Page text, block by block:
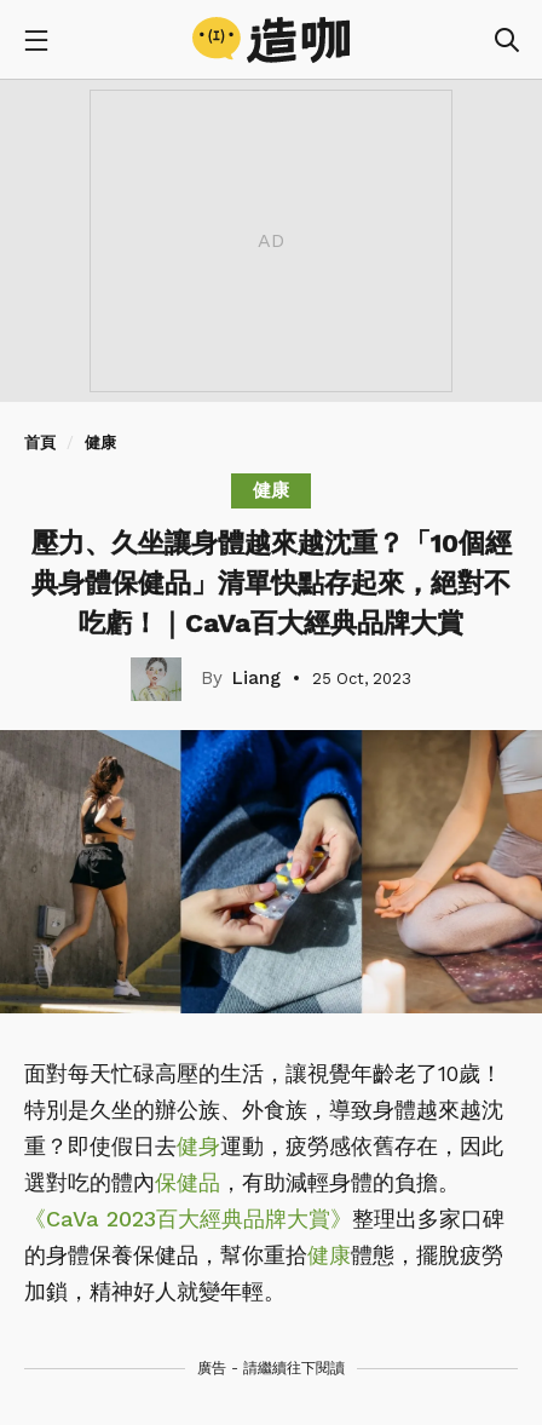
首頁 健康
健康
壓力、久坐讓身體越來越沈重？「10個經
典身體保健品」清單快點存起來，絕對不
吃虧！｜CaVa百大經典品牌大賞
Liang 25 Oct, 2023
面對每天忙碌高壓的生活，讓視覺年齡老了10歲！
特別是久坐的辦公族、外食族，導致身體越來越沈
重？即使假日去健身運動，疲勞感依舊存在，因此
選對吃的體內保健品 ，有助減輕身體的負擔。
《CaVa 2023百大經典品牌大賞》 整理出多家口碑
的身體保養保健品，幫你重拾健康體態，擺脫疲勞
加鎖，精神好人就變年輕。
廣告 - 請繼續往下閱讀